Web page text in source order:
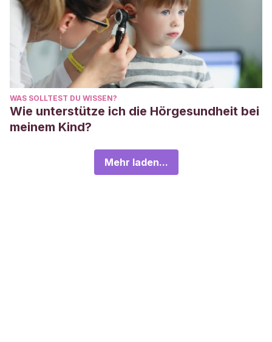
WAS SOLLTEST DU WISSEN?
Wie unterstütze ich die Hörgesundheit bei
meinem Kind?
Mehr laden...